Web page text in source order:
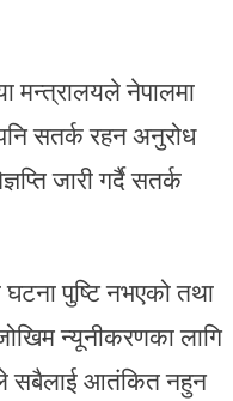
मन्त्रालयले नेपालमा
सतर्क रहन अनुरोध
जारी गर्दै सतर्क
पुष्टि नभएको तथा
न्यूनीकरणका लागि
सबैलाई आतंकित नहुन